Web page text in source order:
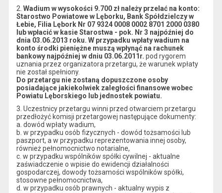
2. Wadium w wysokości 9.700 zł należy przelać na konto:
Starostwo Powiatowe w Lęborku, Bank Spółdzielczy w
Łebie, Filia Lębork Nr 07 9324 0008 0002 8701 2000 0380
lub wpłacić w kasie Starostwa - pok. Nr 3 najpóźniej do
dnia 03.06.2013 roku. W przypadku wpłaty wadium na
konto środki pieniężne muszą wpłynąć na rachunek
bankowy najpóźniej w dniu 03.06.2011r. pod rygorem
uznania przez organizatora przetargu, że warunek wpłaty
nie został spełniony.
Do przetargu nie zostaną dopuszczone osoby
posiadające jakiekolwiek zaległości finansowe wobec
Powiatu Lęborskiego lub jednostek powiatu.
3. Uczestnicy przetargu winni przed otwarciem przetargu
przedłożyć komisji przetargowej następujące dokumenty:
a. dowód wpłaty wadium,
b. w przypadku osób fizycznych - dowód tożsamości lub
paszport, a w przypadku reprezentowania innej osoby,
również pełnomocnictwo notarialne,
c. w przypadku wspólników spółki cywilnej - aktualne
zaświadczenie o wpisie do ewidencji działalności
gospodarczej, dowody tożsamości wspólników spółki,
stosowne pełnomocnictwa,
d. w przypadku osób prawnych - aktualny wypis z